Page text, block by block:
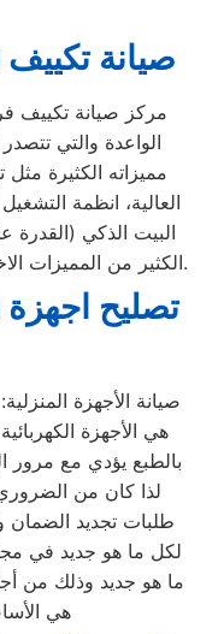
صيانة
الواعدة والتي
مميزاته الكثيرة
العالية، انظمة
البيت الذكي (القدرة
الكثير من المميزات الاخري التي تميزه عن غيرة من التكييفات.
تصليح اجهزة
صيانة الأجهزة
هي الأجهزة
بالطبع يؤدي مع مرور
لذا كان من
طلبات تجديد الضمان
لكل ما هو جديد في
ما هو جديد وذلك من
هي